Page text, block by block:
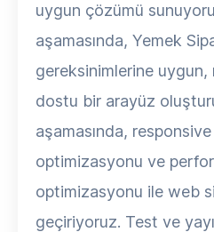
uygun çözümü
aşamasında, Yemek
gereksinimlerine uygun,
dostu bir arayüz
aşamasında, responsive
optimizasyonu ve
optimizasyonu ile web
geçiriyoruz. Test ve